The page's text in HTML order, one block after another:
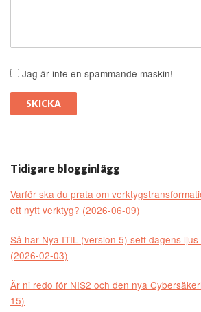
Jag är inte en spammande maskin!
Tidigare blogginlägg
Varför ska du prata om
ett nytt verktyg? (2026-06-09)
Så har Nya ITIL (version 5) sett dagens
(2026-02-03)
Är ni redo för NIS2 och den nya
15)